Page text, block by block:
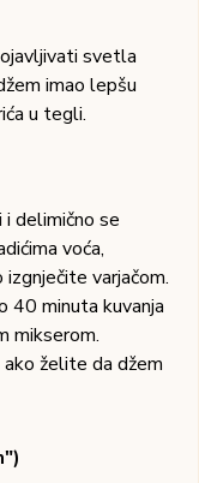
svetla
imao lepšu
u tegli.
delimično se
voća,
varjačom.
40 minuta kuvanja
mikserom.
želite da džem